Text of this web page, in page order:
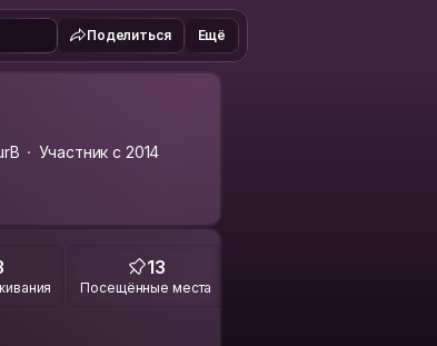
Поделиться Ещё
Участник с 2014
13
Посещённые места